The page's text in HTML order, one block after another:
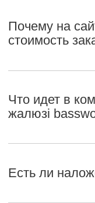
Почему на
стоимость
Что идет в
жалюзі
Есть ли